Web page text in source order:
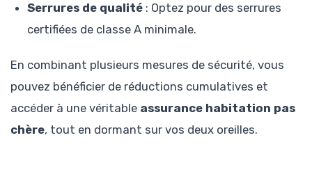
Serrures de qualité : Optez pour des serrures
certifiées de classe A minimale.
En combinant plusieurs mesures de sécurité, vous
pouvez bénéficier de réductions cumulatives et
accéder à une véritable assurance habitation pas
chère, tout en dormant sur vos deux oreilles.